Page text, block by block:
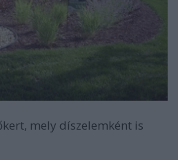
mely díszelemként is